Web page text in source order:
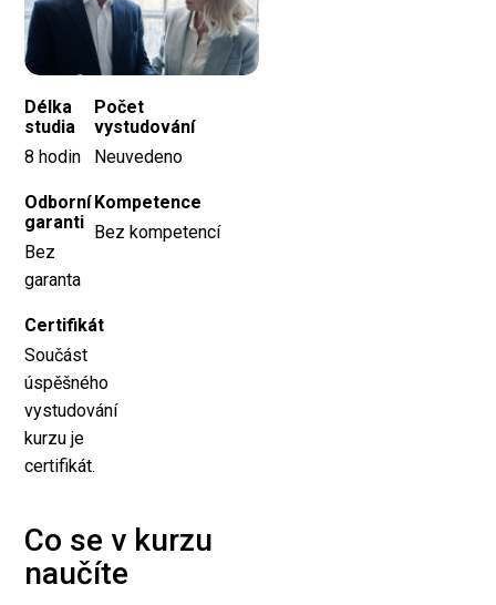
Délka
studia
8 hodin
Počet
vystudování
Neuvedeno
Odborní
garanti
Bez
garanta
Kompetence
Bez kompetencí
Certifikát
Součást
úspěšného
vystudování
kurzu je
certifikát.
Co se v kurzu
naučíte